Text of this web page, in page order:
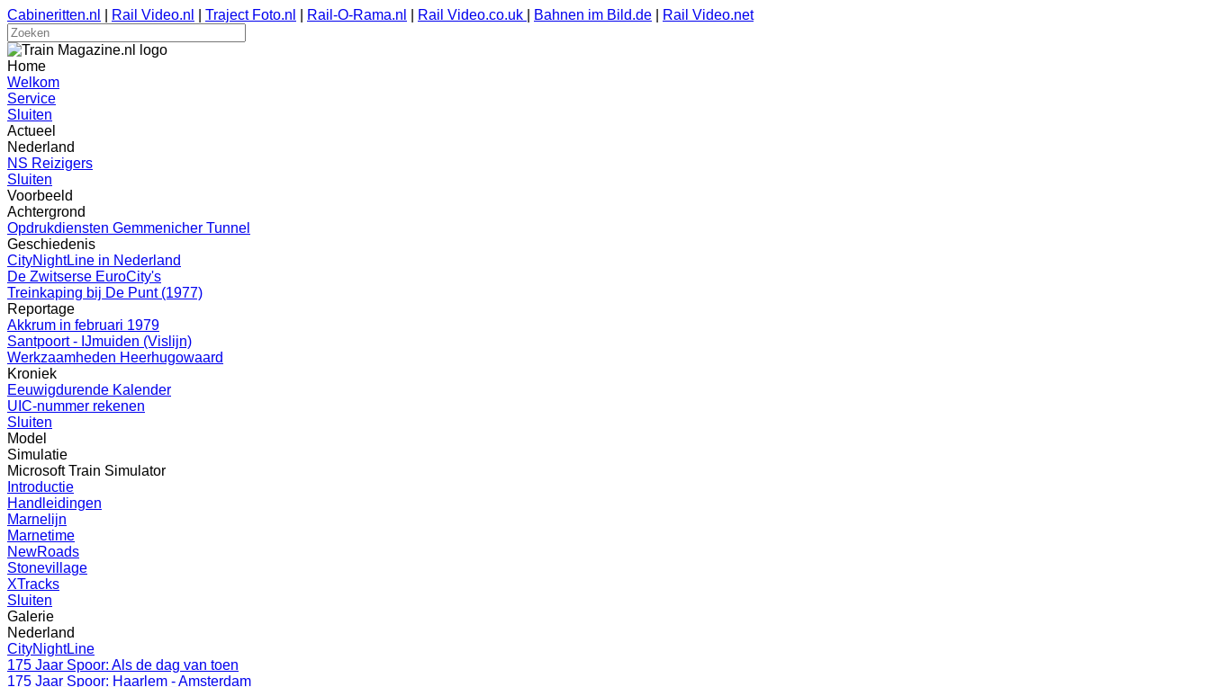
Cabineritten.nl Rail Video.nl Traject Foto.nl Rail-O-Rama.nl Rail Video.co.uk Bahnen im Bild.de Rail Video.net
Home
Welkom
Service
Sluiten
Actueel
Nederland
NS Reizigers
Sluiten
Voorbeeld
Achtergrond
Opdrukdiensten Gemmenicher Tunnel
Geschiedenis
CityNightLine in Nederland
De Zwitserse EuroCity's
Treinkaping bij De Punt (1977)
Reportage
Akkrum in februari 1979
Santpoort - IJmuiden (Vislijn)
Werkzaamheden Heerhugowaard
Kroniek
Eeuwigdurende Kalender
UIC-nummer rekenen
Sluiten
Model
Simulatie
Microsoft Train Simulator
Introductie
Handleidingen
Marnelijn
Marnetime
NewRoads
Stonevillage
XTracks
Sluiten
Galerie
Nederland
CityNightLine
175 Jaar Spoor: Als de dag van toen
175 Jaar Spoor: Haarlem - Amsterdam